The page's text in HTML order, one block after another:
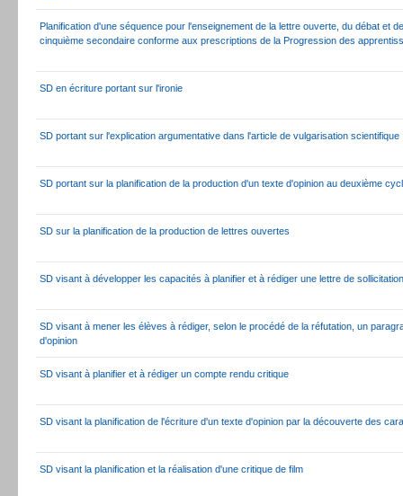
Planification d'une séquence pour l'enseignement de la lettre ouverte, du débat et
cinquième secondaire conforme aux prescriptions de la Progression des
SD en écriture portant sur l'ironie
SD portant sur l'explication argumentative dans l'article de vulgarisation scientifique
SD portant sur la planification de la production d'un texte d'opinion au deuxième
SD sur la planification de la production de lettres ouvertes
SD visant à développer les capacités à planifier et à rédiger une lettre de sollicitation
SD visant à mener les élèves à rédiger, selon le procédé de la réfutation, un
d'opinion
SD visant à planifier et à rédiger un compte rendu critique
SD visant la planification de l'écriture d'un texte d'opinion par la découverte des
SD visant la planification et la réalisation d'une critique de film